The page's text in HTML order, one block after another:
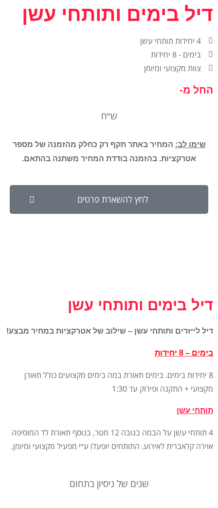
דיל בימים ותותחי עשן
4 יחידות תותחי עשן
בימים - 8 יחידות
צוות מקצועי ומיומן
החל מ-
ש״ח
שימו לב: המחיר באתר תקף רק כחלק מהזמנה של מספר
אטרקציות. בהזמנה בודדת המחיר משתנה בהתאם.
לחץ להשארת פרטים
דיל בימים ותותחי עשן
דיל לייזרים ותותחי עשן – שילוב של אטרקציות במחיר מבצע!
בימים – 8 יחידות
8 יחידות בימים. בימים תאורת במה בימים מקצועים כולל תאורן
מקצועי + התקנה ופירוק עד 1:30
תותחי עשן
4 תותחי עשן על הבמה בגובה 12 מטר, בנוסף תאורת לד המוסיפה
אוירה קלאברית לאירוע. התותחים יופעלו ע״י מפעיל מקצועי ומיומן.
שנים של ניסיון בתחום